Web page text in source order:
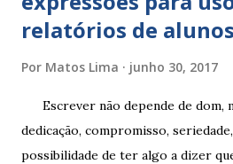
relatórios de alunos
Por Matos Lima junho 30, 2017
Escrever não depende de dom,
dedicação, compromisso,
possibilidade de ter algo a dizer